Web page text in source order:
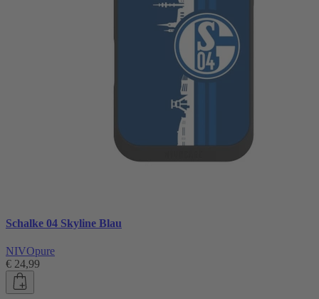
Schalke 04 Skyline Blau
NIVOpure
€ 24,99